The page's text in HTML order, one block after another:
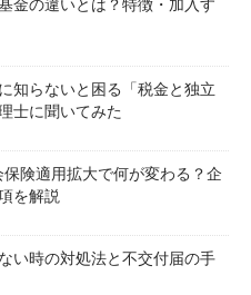
金の違いとは？特徴・加入す
知らないと困る「税金と独立
士に聞いてみた
保険適用拡大で何が変わる？企
を解説
い時の対処法と不交付届の手